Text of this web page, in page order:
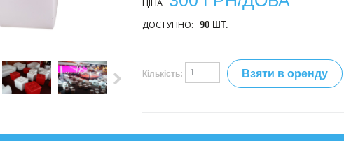
ЦІНА
ДОСТУПНО: 90ШТ.
Кількість: Взяти в оренду